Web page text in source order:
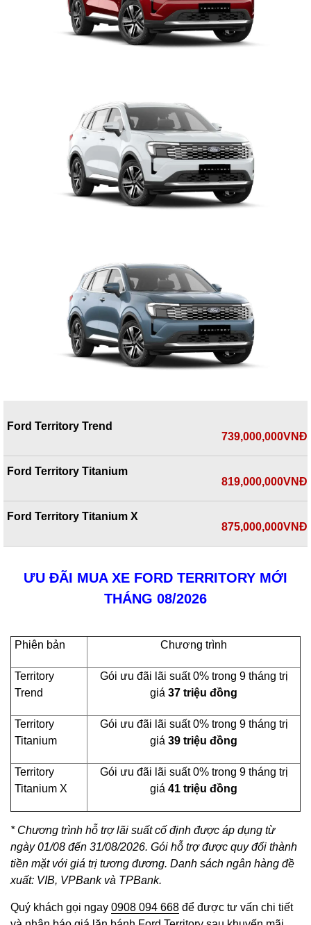
Ford Territory Trend
739,000,000VNĐ
Ford Territory Titanium
819,000,000VNĐ
Ford Territory Titanium X
875,000,000VNĐ
ƯU ĐÃI MUA XE FORD TERRITORY MỚI
THÁNG 08/2026
Phiên bản Chương trình
Territory
Trend
Gói ưu đãi lãi suất 0% trong 9 tháng trị
giá 37 triệu đồng
Territory
Titanium
Gói ưu đãi lãi suất 0% trong 9 tháng trị
giá 39 triệu đồng
Territory
Titanium X
Gói ưu đãi lãi suất 0% trong 9 tháng trị
giá 41 triệu đồng
* Chương trình hỗ trợ lãi suất cố định được áp dụng từ
ngày 01/08 đến 31/08/2026. Gói hỗ trợ được quy đổi thành
tiền mặt với giá trị tương đương. Danh sách ngân hàng đề
xuất: VIB, VPBank và TPBank.
Quý khách gọi ngay 0908 094 668 để được tư vấn chi tiết